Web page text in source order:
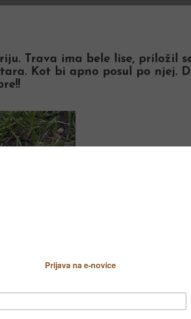
Trava ima bele lise, priložil
Kot bi apno posul po njej.